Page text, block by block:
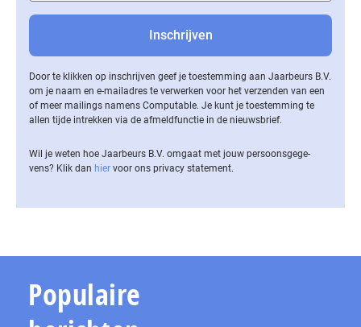
Door te klikken op inschrijven geef je toestemming aan Jaarbeurs B.V.
om je naam en e-mailadres te verwerken voor het verzenden van een
of meer mailings namens Computable. Je kunt je toestemming te
allen tijde intrekken via de af­meld­func­tie in de nieuwsbrief.
Wil je weten hoe Jaarbeurs B.V. omgaat met jouw per­soons­ge­ge­
vens? Klik dan hier voor ons privacy statement.
Populaire